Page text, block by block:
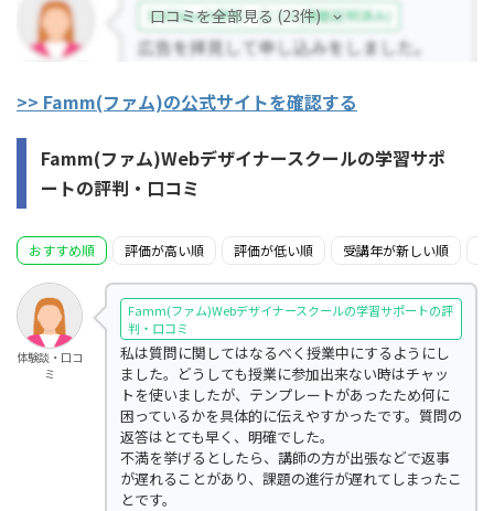
口コミを全部見る (23件)
>> Famm(ファム)の公式サイトを確認する
Famm(ファム)Webデザイナースクールの学習サポ
ートの評判・口コミ
おすすめ順 評価が高い順 評価が低い順 受講年が新しい順
体験談・口コ
ミ
Famm(ファム)Webデザイナースクールの学習サポートの評
判・口コミ
私は質問に関してはなるべく授業中にするようにし
ました。どうしても授業に参加出来ない時はチャッ
トを使いましたが、テンプレートがあったため何に
困っているかを具体的に伝えやすかったです。質問の
返答はとても早く、明確でした。
不満を挙げるとしたら、講師の方が出張などで返事
が遅れることがあり、課題の進行が遅れてしまったこ
とです。